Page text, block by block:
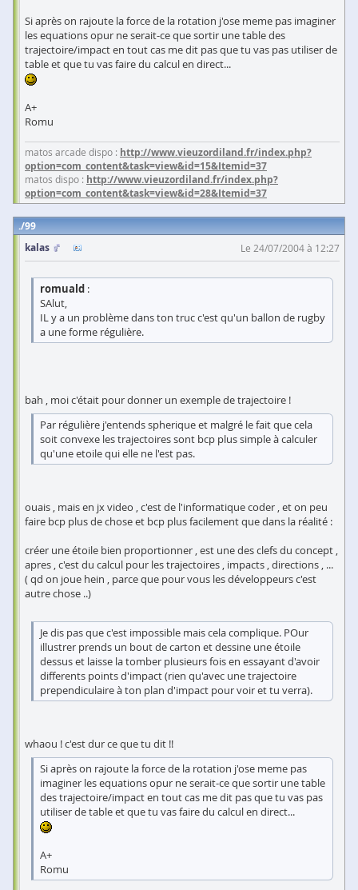
Si après on rajoute la force de la rotation j'ose meme pas imaginer
les equations opur ne serait-ce que sortir une table des
trajectoire/impact en tout cas me dit pas que tu vas pas utiliser de
table et que tu vas faire du calcul en direct...
A+
Romu
matos arcade dispo : http://www.vieuzordiland.fr/index.php?
option=com_content&task=view&id=15&Itemid=37
matos dispo : http://www.vieuzordiland.fr/index.php?
option=com_content&task=view&id=28&Itemid=37
99
kalas
Le 24/07/2004 à 12:27
romuald :
SAlut,
IL y a un problème dans ton truc c'est qu'un ballon de rugby
a une forme régulière.
bah , moi c'était pour donner un exemple de trajectoire !
Par régulière j'entends spherique et malgré le fait que cela
soit convexe les trajectoires sont bcp plus simple à calculer
qu'une etoile qui elle ne l'est pas.
ouais , mais en jx video , c'est de l'informatique coder , et on peu
faire bcp plus de chose et bcp plus facilement que dans la réalité :
créer une étoile bien proportionner , est une des clefs du concept ,
apres , c'est du calcul pour les trajectoires , impacts , directions , ...
( qd on joue hein , parce que pour vous les développeurs c'est
autre chose ..)
Je dis pas que c'est impossible mais cela complique. POur
illustrer prends un bout de carton et dessine une étoile
dessus et laisse la tomber plusieurs fois en essayant d'avoir
differents points d'impact (rien qu'avec une trajectoire
prependiculaire à ton plan d'impact pour voir et tu verra).
whaou ! c'est dur ce que tu dit !!
Si après on rajoute la force de la rotation j'ose meme pas
imaginer les equations opur ne serait-ce que sortir une table
des trajectoire/impact en tout cas me dit pas que tu vas pas
utiliser de table et que tu vas faire du calcul en direct...
A+
Romu